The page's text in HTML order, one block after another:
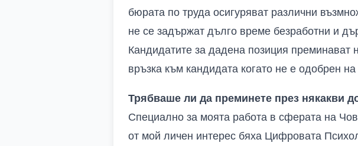
бюрата по труда осигуряват различни
не се задържат дълго време безработни и
Кандидатите за дадена позиция преминават
връзка към кандидата когато не е одобрен
Трябваше ли да преминете през някакви
Специално за моята работа в сферата на
от мой личен интерес бяха Цифровата